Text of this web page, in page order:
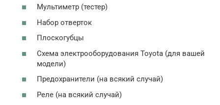
Мультиметр (тестер)
Набор отверток
Плоскогубцы
Схема электрооборудования Toyota (для вашей
модели)
Предохранители (на всякий случай)
Реле (на всякий случай)